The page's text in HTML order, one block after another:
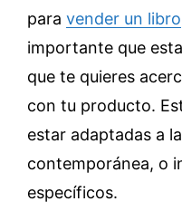
para vender un libro
importante que
que te quieres
con tu producto.
estar adaptadas a
contemporánea, o
específicos.